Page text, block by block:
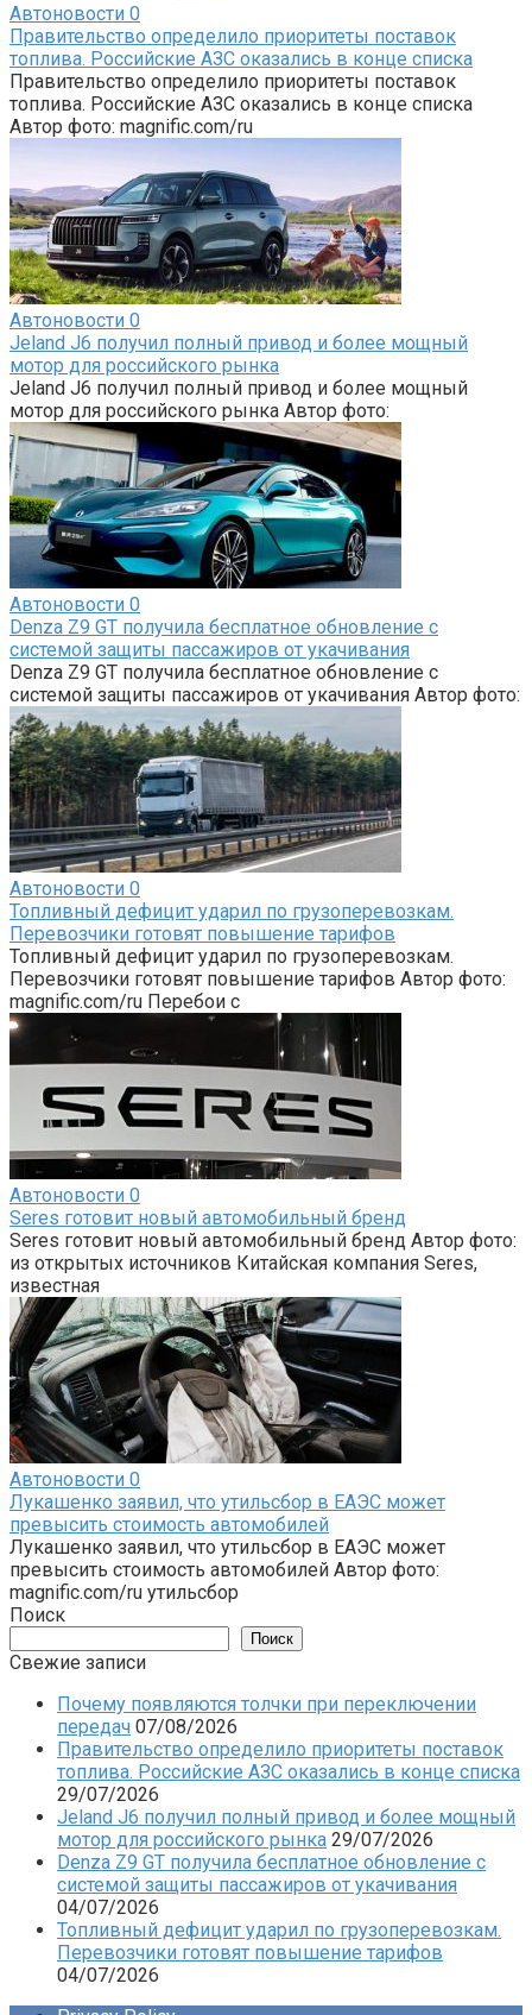
Автоновости 0
Правительство определило приоритеты поставок
топлива. Российские АЗС оказались в конце списка
Правительство определило приоритеты поставок
топлива. Российские АЗС оказались в конце списка
Автор фото: magnific.com/ru
Автоновости 0
Jeland J6 получил полный привод и более мощный
мотор для российского рынка
Jeland J6 получил полный привод и более мощный
мотор для российского рынка Автор фото:
Автоновости 0
Denza Z9 GT получила бесплатное обновление с
системой защиты пассажиров от укачивания
Denza Z9 GT получила бесплатное обновление с
системой защиты пассажиров от укачивания Автор фото:
Автоновости 0
Топливный дефицит ударил по грузоперевозкам.
Перевозчики готовят повышение тарифов
Топливный дефицит ударил по грузоперевозкам.
Перевозчики готовят повышение тарифов Автор фото:
magnific.com/ru Перебои с
Автоновости 0
Seres готовит новый автомобильный бренд
Seres готовит новый автомобильный бренд Автор фото:
из открытых источников Китайская компания Seres,
известная
Автоновости 0
Лукашенко заявил, что утильсбор в ЕАЭС может
превысить стоимость автомобилей
Лукашенко заявил, что утильсбор в ЕАЭС может
превысить стоимость автомобилей Автор фото:
magnific.com/ru утильсбор
Поиск
Поиск
Свежие записи
Почему появляются толчки при переключении
передач 07/08/2026
Правительство определило приоритеты поставок
топлива. Российские АЗС оказались в конце списка
29/07/2026
Jeland J6 получил полный привод и более мощный
мотор для российского рынка 29/07/2026
Denza Z9 GT получила бесплатное обновление с
системой защиты пассажиров от укачивания
04/07/2026
Топливный дефицит ударил по грузоперевозкам.
Перевозчики готовят повышение тарифов
04/07/2026